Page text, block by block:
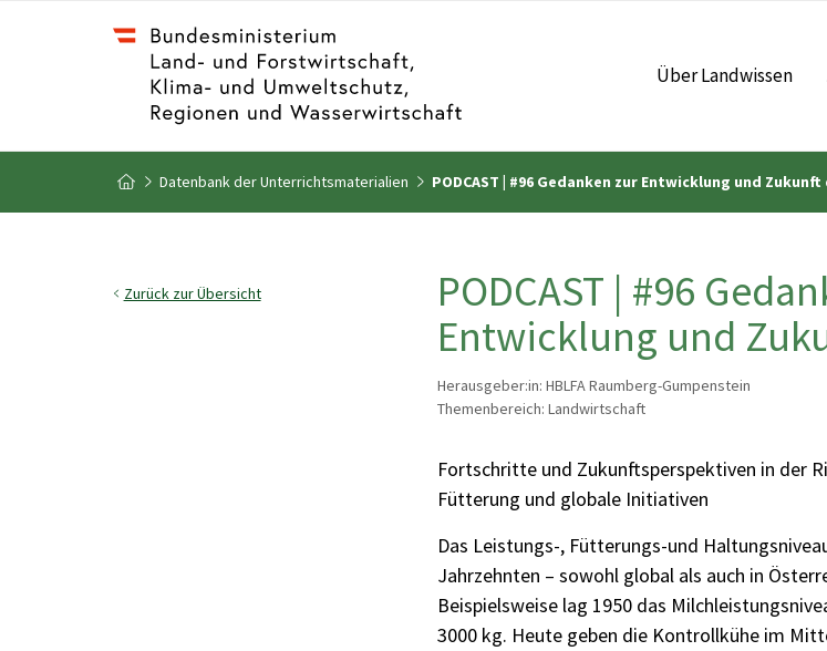
Zum Inhalt
Zum Inhaltsverzeichnis
Zur Startseite
Über Landwissen
Datenbank der Unterrichtsmaterialien PODCAST | #96 Gedanken zur Entwicklung und
Zurück zur Übersicht
PODCAST | #96
Entwicklung und
Herausgeber:in: HBLFA Raumberg-Gumpenstein
Themenbereich: Landwirtschaft
Fortschritte und Zukunftsperspektiven in der
Fütterung und globale Initiativen
Das Leistungs-, Fütterungs-und
Jahrzehnten – sowohl global als auch in
Beispielsweise lag 1950 das
3000 kg. Heute geben die Kontrollkühe im